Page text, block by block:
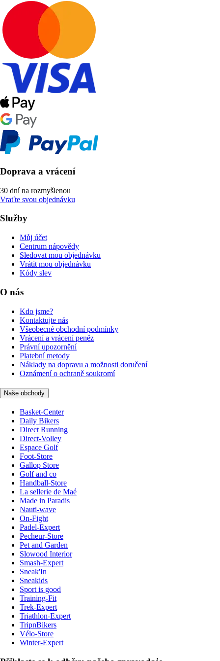
Doprava a vrácení
30 dní na rozmyšlenou
Vraťte svou objednávku
Služby
Můj účet
Centrum nápovědy
Sledovat mou objednávku
Vrátit mou objednávku
Kódy slev
O nás
Kdo jsme?
Kontaktujte nás
Všeobecné obchodní podmínky
Vrácení a vrácení peněz
Právní upozornění
Platební metody
Náklady na dopravu a možnosti doručení
Oznámení o ochraně soukromí
Naše obchody
Basket-Center
Daily Bikers
Direct Running
Direct-Volley
Espace Golf
Foot-Store
Gallop Store
Golf and co
Handball-Store
La sellerie de Maé
Made in Paradis
Nauti-wave
On-Fight
Padel-Expert
Pecheur-Store
Pet and Garden
Slowood Interior
Smash-Expert
Sneak'In
Sneakids
Sport is good
Training-Fit
Trek-Expert
Triathlon-Expert
TripnBikers
Vélo-Store
Winter-Expert